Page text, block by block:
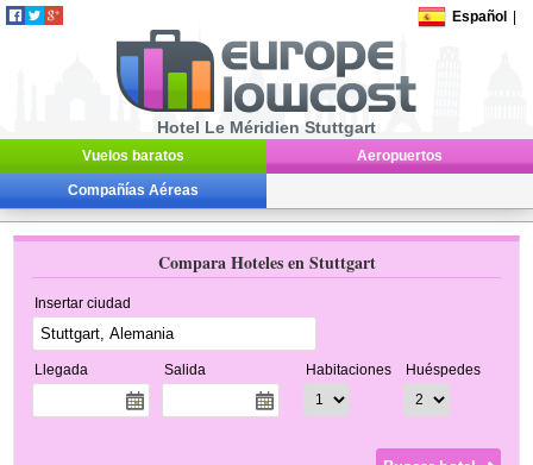
Español
Hotel Le Méridien Stuttgart
Vuelos baratos Aeropuertos
Compañías Aéreas
Compara Hoteles en Stuttgart
Insertar ciudad
Llegada Salida Habitaciones Huéspedes